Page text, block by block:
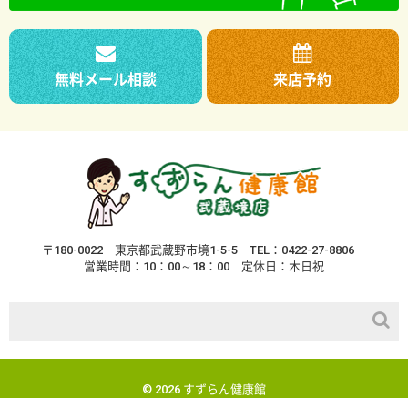
無料メール相談 来店予約
〒180-0022 東京都武蔵野市境1-5-5
TEL：0422-27-8806
営業時間：10：00～18：00
定休日：木日祝
© 2026 すずらん健康館